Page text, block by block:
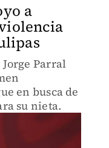
a
Parral
en busca de
su nieta.